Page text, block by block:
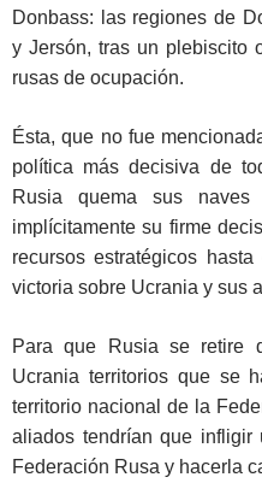
Donbass: las regiones de
y Jersón, tras un plebiscito
rusas de ocupación.
Ésta, que no fue
política más decisiva de
Rusia quema sus
implícitamente su firme
recursos estratégicos
victoria sobre Ucrania y sus
Para que Rusia se retire
Ucrania territorios que se
territorio nacional de la
aliados tendrían que
Federación Rusa y hacerla